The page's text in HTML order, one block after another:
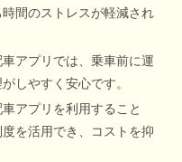
間のストレスが軽減され
アプリでは、乗車前に運
しやすく安心です。
車アプリを利用すること
を活用でき、コストを抑